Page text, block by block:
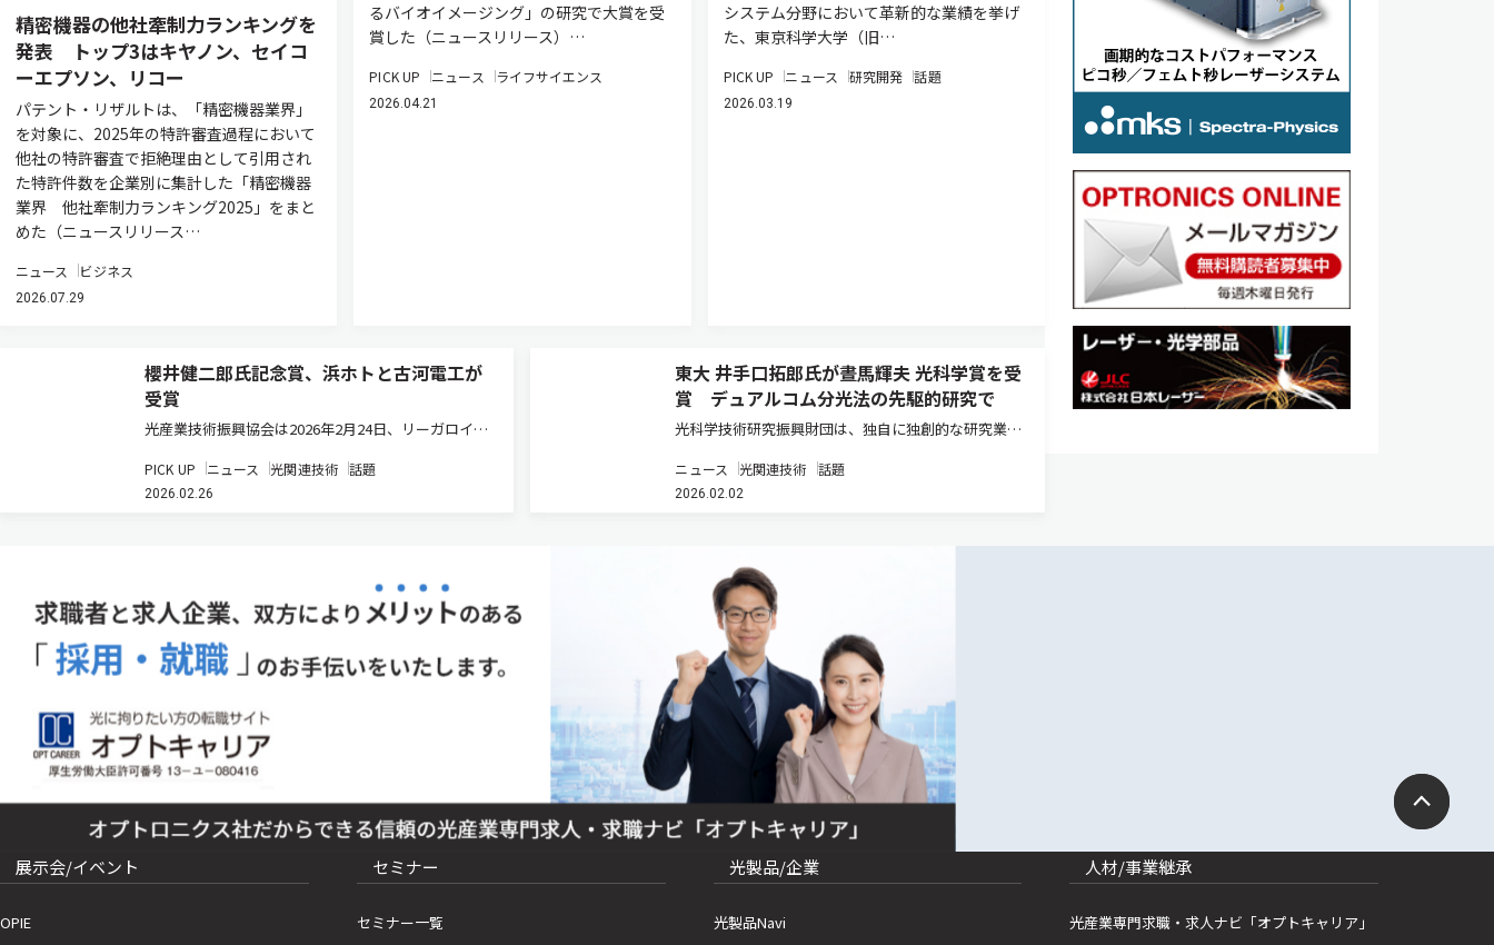
精密機器の他社牽制力ランキングを
発表 トップ3はキヤノン、セイコ
ーエプソン、リコー
パテント・リザルトは、「精密機器業界」
を対象に、2025年の特許審査過程において
他社の特許審査で拒絶理由として引用され
た特許件数を企業別に集計した「精密機器
業界 他社牽制力ランキング2025」をまと
めた（ニュースリリース…
ニュース ビジネス
2026.07.29
るバイオイメージング」の研究で大賞を受
賞した（ニュースリリース）…
PICK UP ニュース ライフサイエンス
2026.04.21
システム分野において革新的な業績を挙げ
た、東京科学大学（旧…
PICK UP ニュース 研究開発 話題
2026.03.19
櫻井健二郎氏記念賞、浜ホトと古河電工が
受賞
光産業技術振興協会は2026年2月24日、リーガロイヤ
クスと古河電気工業が受賞した「第41回櫻井健二郎氏
記念賞」の授賞式を行なった。 櫻井健二郎氏記念賞と
PICK UP ニュース 光関連技術 話題
2026.02.26
東大 井手口拓郎氏が晝馬輝夫 光科学賞を受
賞 デュアルコム分光法の先駆的研究で
光科学技術研究振興財団は、独自に独創的な研究業績
貢献したと認められる研究者を顕彰する「第7回 晝馬
輝夫 光科学賞」の受賞者および「令和6年度研究助
ニュース 光関連技術 話題
2026.02.02
展示会/イベント
OPIE
セミナー
セミナー一覧
光製品/企業
光製品Navi
人材/事業継承
光産業専門求職・求人ナビ「オプトキャリア」